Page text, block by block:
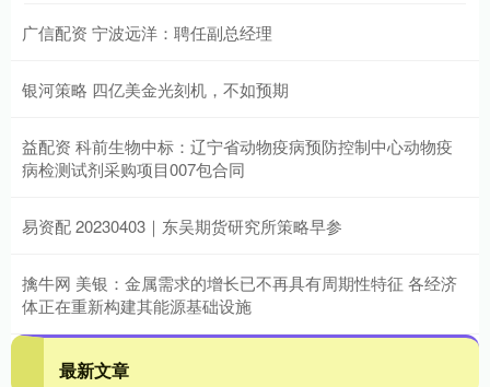
广信配资 宁波远洋：聘任副总经理
银河策略 四亿美金光刻机，不如预期
益配资 科前生物中标：辽宁省动物疫病预防控制中心动物疫
病检测试剂采购项目007包合同
易资配 20230403｜东吴期货研究所策略早参
擒牛网 美银：金属需求的增长已不再具有周期性特征 各经济
体正在重新构建其能源基础设施
最新文章